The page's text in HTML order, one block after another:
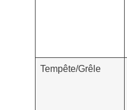
Tempête/Grêle